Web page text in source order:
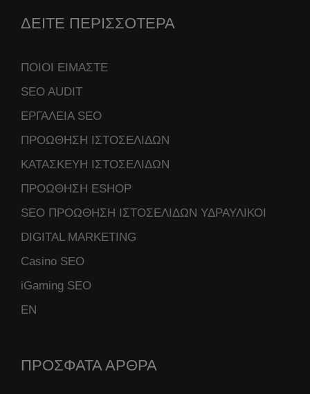
ΔΕΙΤΕ ΠΕΡΙΣΣΟΤΕΡΑ
ΠΟΙΟΙ ΕΙΜΑΣΤΕ
SEO AUDIT
ΕΡΓΑΛΕΙΑ SEO
ΠΡΟΩΘΗΣΗ ΙΣΤΟΣΕΛΙΔΩΝ
ΚΑΤΑΣΚΕΥΗ ΙΣΤΟΣΕΛΙΔΩΝ
ΠΡΟΩΘΗΣΗ ESHOP
SEO ΠΡΟΩΘΗΣΗ ΙΣΤΟΣΕΛΙΔΩΝ ΥΔΡΑΥΛΙΚΟΙ
DIGITAL MARKETING
Casino SEO
iGaming SEO
ΕΝ
ΠΡΟΣΦΑΤΑ ΑΡΘΡΑ